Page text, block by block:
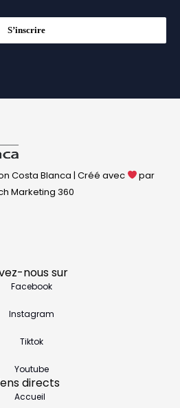
S’inscrire
Costa Blanca | Créé avec
par
Marketing 360
nous sur
Facebook
Instagram
Tiktok
Youtube
directs
Accueil